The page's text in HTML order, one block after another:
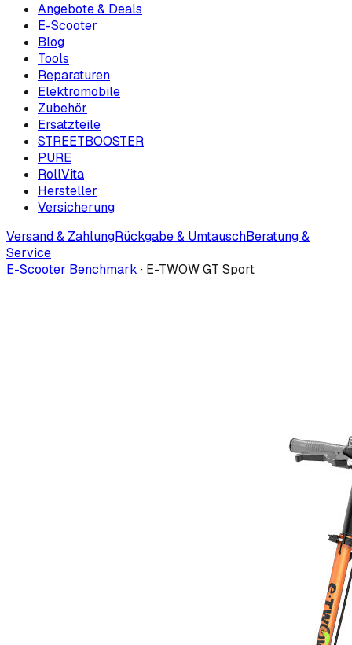
Angebote & Deals
E-Scooter
Blog
Tools
Reparaturen
Elektromobile
Zubehör
Ersatzteile
STREETBOOSTER
PURE
RollVita
Hersteller
Versicherung
Versand & ZahlungRückgabe & UmtauschBeratung &
Service
E-Scooter Benchmark · E-TWOW GT Sport